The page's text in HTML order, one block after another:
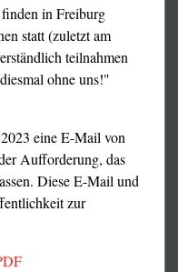
noch an mancherlei
der die
des libanesischen
unglücklicherweise
besagten
(Auch Israel hat
ohne ihn jedoch
hinterlassen,
von dem
sein Gebiet
zum Trotz.)
in Freiburg
statt (zuletzt am
teilnahmen
ohne uns!"
eine E-Mail von
Aufforderung, das
Diese E-Mail und
zur